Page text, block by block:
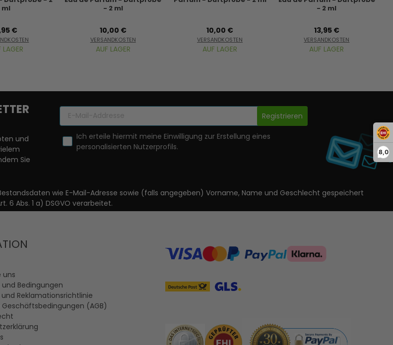
8,0
ml
€
LAGER
- 2 ml
10,00 €
VERSANDKOSTEN
AUF LAGER
10,00 €
VERSANDKOSTEN
AUF LAGER
- 2 ml
13,95 €
VERSANDKOSTEN
AUF LAGER
und
Sie
Registrieren
Ich erteile hiermit meine Einwilligung zur Erstellung eines
personalisierten Nutzerprofils.
wie E-Mail-Adresse sowie (falls angegeben) Vorname, Name und Geschlecht gespeichert
6 Abs. 1 a) DSGVO verarbeitet.
uns
und Bedingungen
Reklamationsrichtlinie
(AGB)